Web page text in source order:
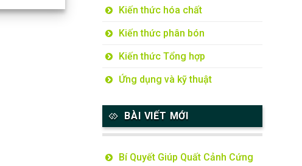
Kiến thức hóa chất
Kiến thức phân bón
Kiến thức Tổng hợp
Ứng dụng và kỹ thuật
BÀI VIẾT MỚI
Bí Quyết Giúp Quất Cảnh Cứng